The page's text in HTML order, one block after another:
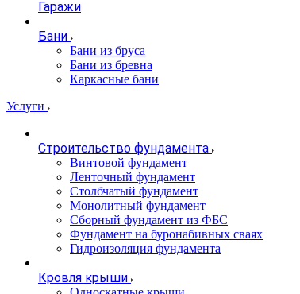
Гаражи
Бани
Бани из бруса
Бани из бревна
Каркасные бани
Услуги
Строительство фундамента
Винтовой фундамент
Ленточный фундамент
Столбчатый фундамент
Монолитный фундамент
Сборный фундамент из ФБС
Фундамент на буронабивных сваях
Гидроизоляция фундамента
Кровля крыши